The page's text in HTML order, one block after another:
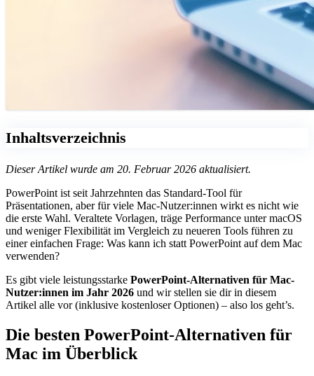
Inhaltsverzeichnis
Dieser Artikel wurde am 20. Februar 2026 aktualisiert.
PowerPoint ist seit Jahrzehnten das Standard-Tool für
Präsentationen, aber für viele Mac‑Nutzer:innen wirkt es nicht wie
die erste Wahl. Veraltete Vorlagen, träge Performance unter macOS
und weniger Flexibilität im Vergleich zu neueren Tools führen zu
einer einfachen Frage: Was kann ich statt PowerPoint auf dem Mac
verwenden?
Es gibt viele leistungsstarke PowerPoint-Alternativen für Mac-
Nutzer:innen im Jahr 2026 und wir stellen sie dir in diesem
Artikel alle vor (inklusive kostenloser Optionen) – also los geht’s.
Die besten PowerPoint-Alternativen für
Mac im Überblick